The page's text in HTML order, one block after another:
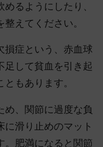
るようにしたり、
えてください。
損症という、赤血球
足して貧血を引き起
もあります。
め、関節に過度な負
滑り止めのマット
。肥満になると関節